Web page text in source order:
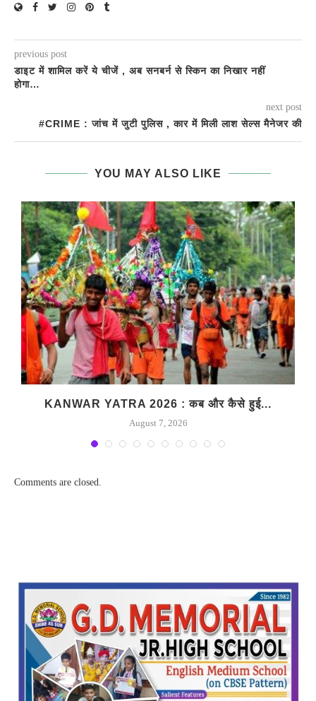
previous post
डाइट में शामिल करें ये चीजें , अब सनबर्न से स्किन का निखार नहीं
होगा…
next post
#CRIME : जांच में जुटी पुलिस , कार में मिली लाश सेल्स मैनेजर की
YOU MAY ALSO LIKE
KANWAR YATRA 2026 : कब और कैसे हुई...
August 7, 2026
Comments are closed.